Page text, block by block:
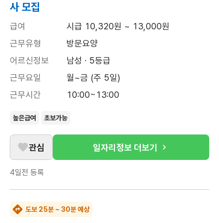
사 모집
급여
시급 10,320원 ~ 13,000원
근무유형
방문요양
어르신정보
남성 · 5등급
근무요일
월~금 (주 5일)
근무시간
10:00~13:00
높은급여 초보가능
관심 일자리정보 더보기
4일전 등록
도보 25분 ~ 30분 예상